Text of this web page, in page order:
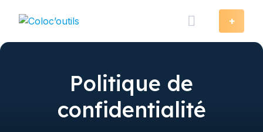
+
Politique de
confidentialité